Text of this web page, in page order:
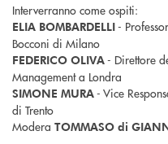
Interverranno come ospiti:
ELIA BOMBARDELLI-
Bocconi di Milano
FEDERICO OLIVA- Direttore
Management a Londra
SIMONE MURA- Vice
di Trento
Modera TOMMASO di